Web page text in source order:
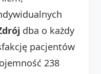
dba o każdy
pacjentów
238